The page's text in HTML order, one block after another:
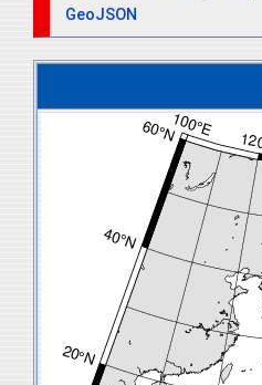
GeoJSON